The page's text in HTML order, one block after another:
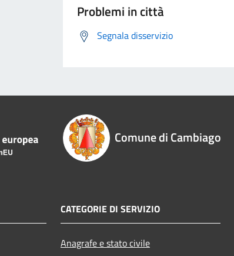
Problemi in città
Segnala disservizio
Comune di Cambiago
CATEGORIE DI SERVIZIO
Anagrafe e stato civile